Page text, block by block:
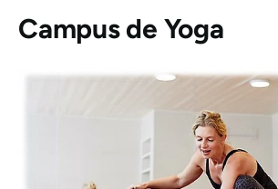
Campus de Yoga